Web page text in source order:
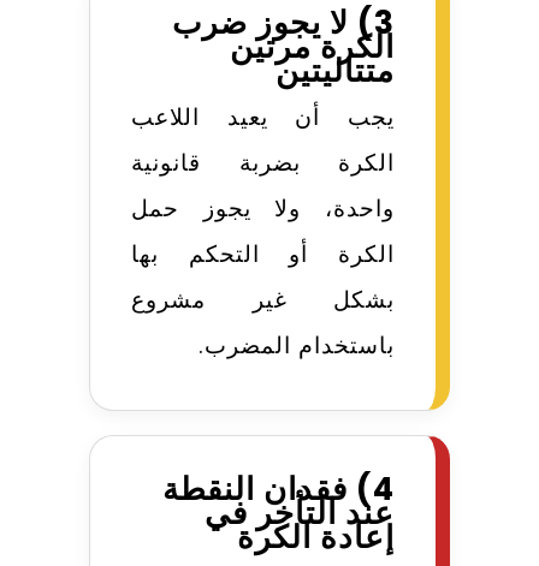
3) لا يجوز ضرب
الكرة مرتين
متتاليتين
يجب أن يعيد اللاعب
الكرة بضربة قانونية
واحدة، ولا يجوز حمل
الكرة أو التحكم بها
بشكل غير مشروع
باستخدام المضرب.
4) فقدان النقطة
عند التأخر في
إعادة الكرة